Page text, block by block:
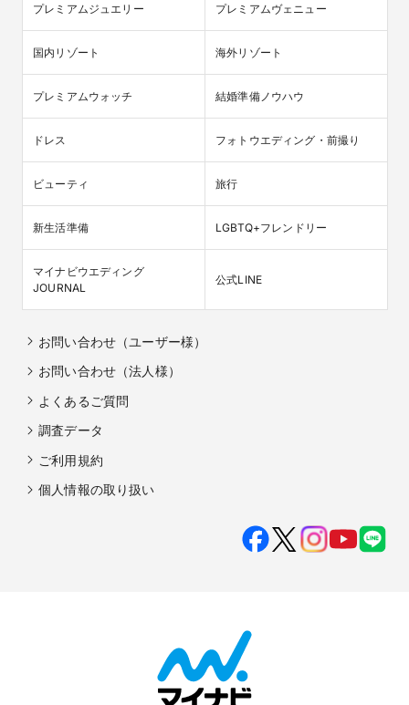
プレミアムジュエリー プレミアムヴェニュー
国内リゾート 海外リゾート
プレミアムウォッチ 結婚準備ノウハウ
ドレス フォトウエディング・前撮り
ビューティ 旅行
新生活準備 LGBTQ+フレンドリー
マイナビウエディング
JOURNAL
公式LINE
お問い合わせ（ユーザー様）
お問い合わせ（法人様）
よくあるご質問
調査データ
ご利用規約
個人情報の取り扱い